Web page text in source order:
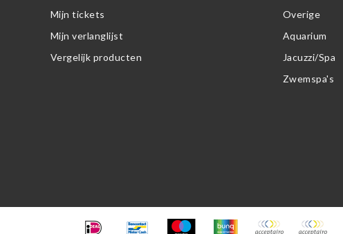
Mijn tickets
Mijn verlanglijst
Vergelijk producten
Overige
Aquarium
Jacuzzi/Spa
Zwemspa's